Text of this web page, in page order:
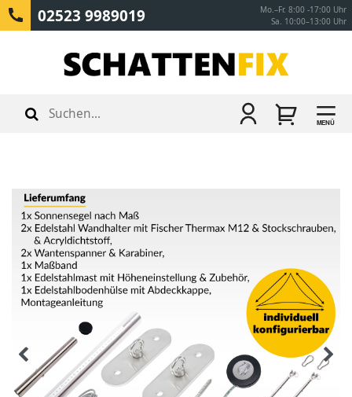
02523 9989019
Mo.–Fr. 8:00 -17:00 Uhr
Sa. 10:00–13:00 Uhr
MENÜ